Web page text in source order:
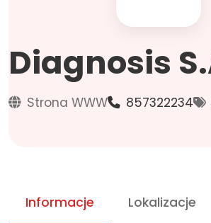
Diagnosis
Strona WWW 857322234
Informacje Lokalizacje